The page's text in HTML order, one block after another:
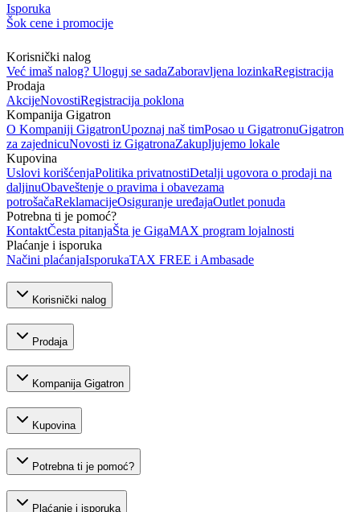
Isporuka
Šok cene i promocije
Korisnički nalog
Već imaš nalog? Uloguj se sadaZaboravljena lozinkaRegistracija
Prodaja
AkcijeNovostiRegistracija poklona
Kompanija Gigatron
O Kompaniji GigatronUpoznaj naš timPosao u GigatronuGigatron
za zajednicuNovosti iz GigatronaZakupljujemo lokale
Kupovina
Uslovi korišćenjaPolitika privatnostiDetalji ugovora o prodaji na
daljinuObaveštenje o pravima i obavezama
potrošačaReklamacijeOsiguranje uređajaOutlet ponuda
Potrebna ti je pomoć?
KontaktČesta pitanjaŠta je GigaMAX program lojalnosti
Plaćanje i isporuka
Načini plaćanjaIsporukaTAX FREE i Ambasade
Korisnički nalog
Prodaja
Kompanija Gigatron
Kupovina
Potrebna ti je pomoć?
Plaćanje i isporuka